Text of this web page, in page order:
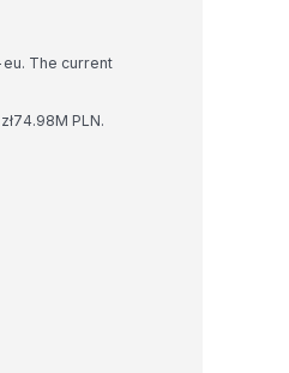
The current
PLN.